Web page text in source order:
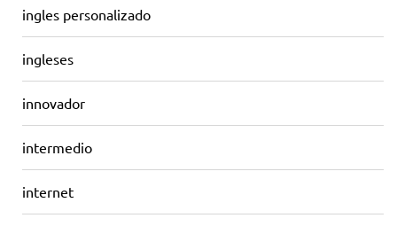
ingles personalizado
ingleses
innovador
intermedio
internet